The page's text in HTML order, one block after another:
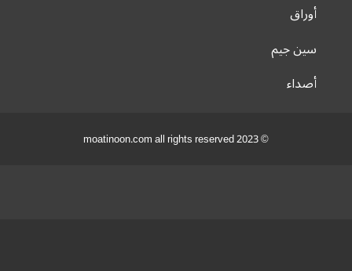
أوراق
سين جيم
أصداء
© 2023 moatinoon.com all rights reserved